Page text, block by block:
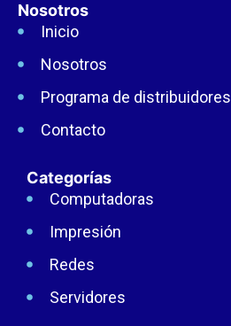
Nosotros
Inicio
Nosotros
Programa de distribuidores
Contacto
Categorías
Computadoras
Impresión
Redes
Servidores